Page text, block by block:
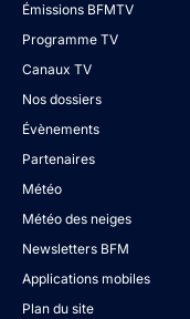
Émissions BFMTV
Programme TV
Canaux TV
Nos dossiers
Évènements
Partenaires
Météo
Météo des neiges
Newsletters BFM
Applications mobiles
Plan du site